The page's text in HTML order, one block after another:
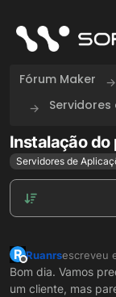
Fórum Maker
Instalação do
Servidores de
R
Offline
Ruanrsescreveu
última
Bom dia. Vamos
um cliente, mas